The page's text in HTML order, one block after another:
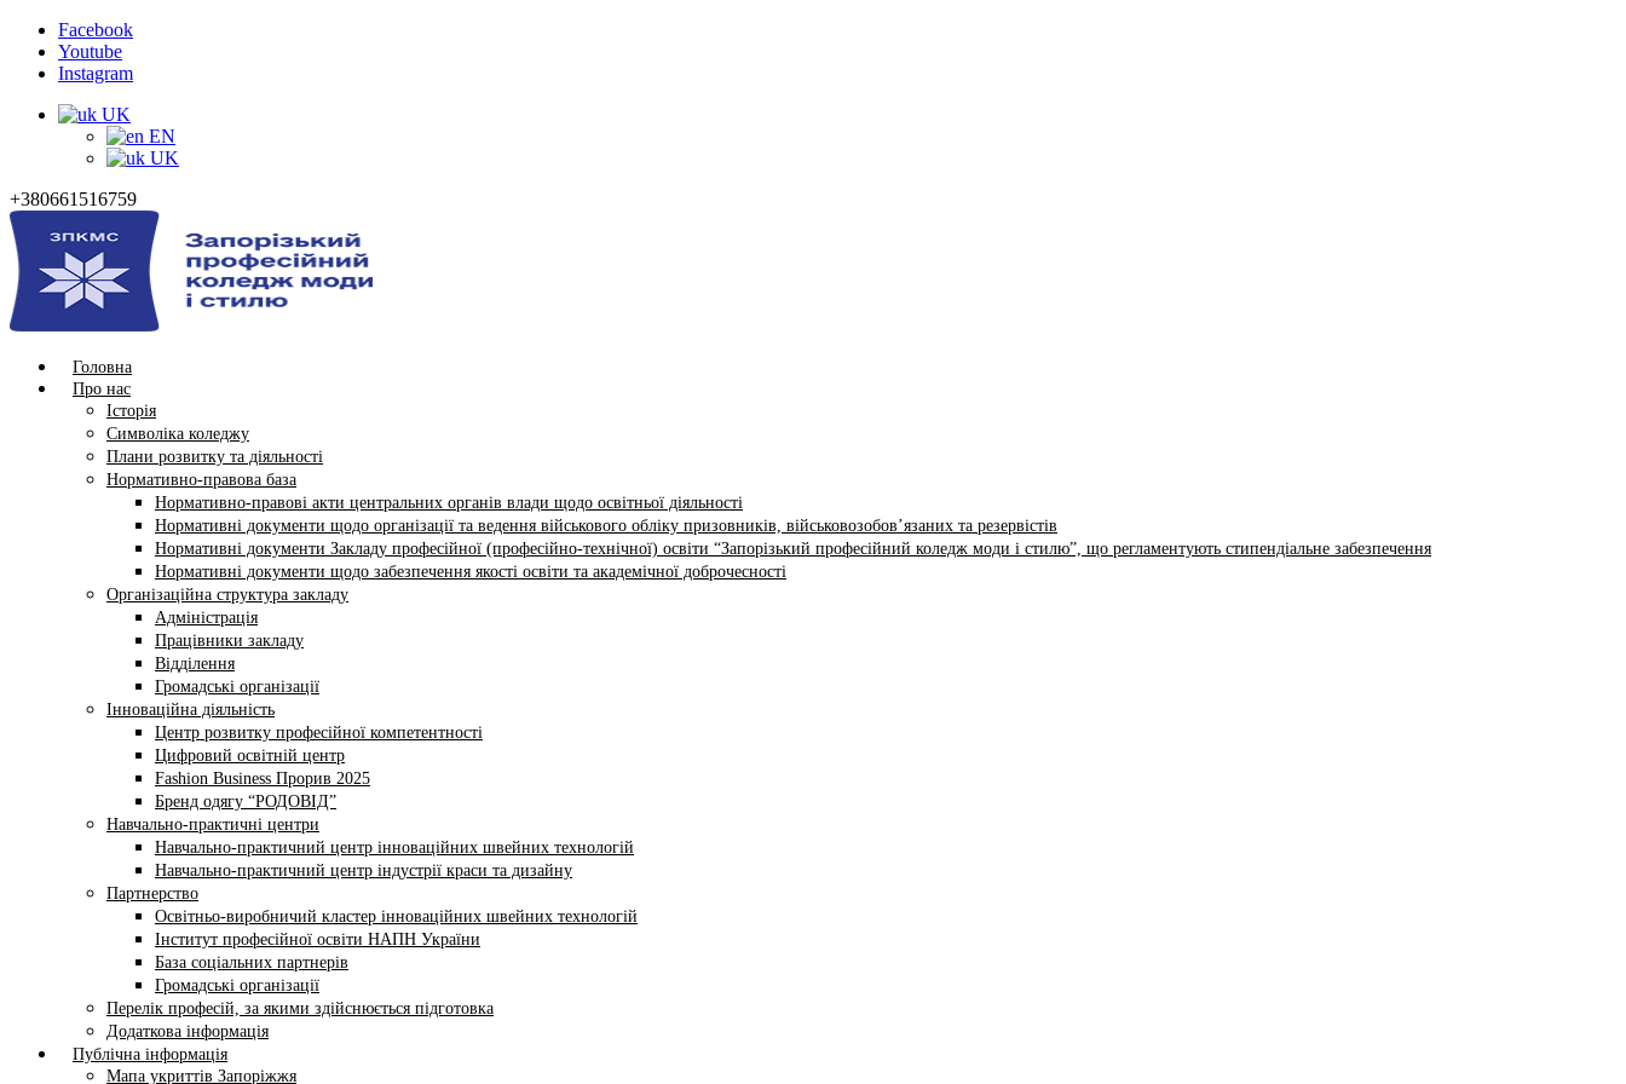
Facebook
Youtube
Instagram
UK
EN
UK
+380661516759
Головна
Про нас
Історія
Символіка коледжу
Плани розвитку та діяльності
Нормативно-правова база
Нормативно-правові акти центральних органів влади щодо освітньої діяльності
Нормативні документи щодо організації та ведення військового обліку призовників, військовозобов’язаних та резервістів
Нормативні документи Закладу професійної (професійно-технічної) освіти “Запорізький професійний коледж моди і стилю”, що регламентують стипендіальне забезпечення
Нормативні документи щодо забезпечення якості освіти та академічної доброчесності
Організаційна структура закладу
Адміністрація
Працівники закладу
Відділення
Громадські організації
Інноваційна діяльність
Центр розвитку професійної компетентності
Цифровий освітній центр
Fashion Business Прорив 2025
Бренд одягу “РОДОВІД”
Навчально-практичні центри
Навчально-практичний центр інноваційних швейних технологій
Навчально-практичний центр індустрії краси та дизайну
Партнерство
Освітньо-виробничий кластер інноваційних швейних технологій
Інститут професійної освіти НАПН України
База соціальних партнерів
Громадські організації
Перелік професій, за якими здійснюється підготовка
Додаткова інформація
Публічна інформація
Мапа укриттів Запоріжжя